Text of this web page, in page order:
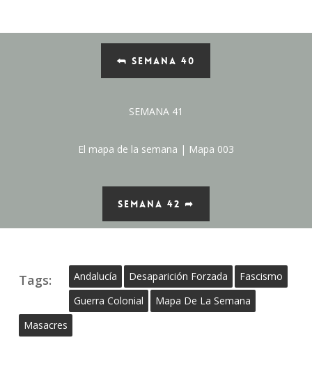
⮪ SEMANA 40
SEMANA 41
El mapa de la semana | Mapa 003
SEMANA 42 ➦
Tags: Andalucía Desaparición Forzada
Fascismo
Guerra Colonial
Mapa De La Semana
Masacres